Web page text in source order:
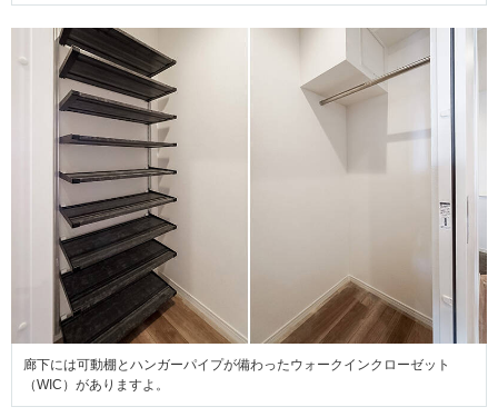
廊下には可動棚とハンガーパイプが備わったウォークインクローゼット
（WIC）がありますよ。